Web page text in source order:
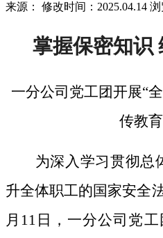
来源： 修改时间：2025.04.14 浏
掌握保密知识
一分公司党工团开展“
传教
为深入学习贯彻总
升全体职工的国家安全
月11日，一分公司党工